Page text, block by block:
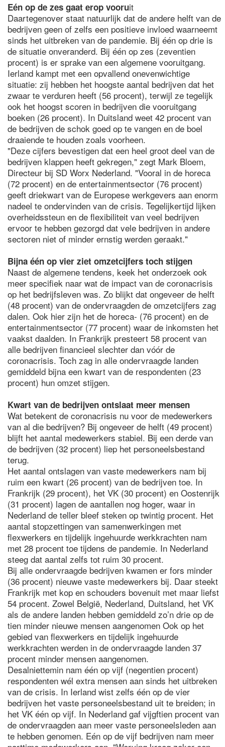
Eén op de zes gaat erop vooruit
Daartegenover staat natuurlijk dat de andere helft van de
bedrijven geen of zelfs een positieve invloed waarneemt
sinds het uitbreken van de pandemie. Bij één op drie is
de situatie onveranderd. Bij één op zes (zeventien
procent) is er sprake van een algemene vooruitgang.
Ierland kampt met een opvallend onevenwichtige
situatie: zij hebben het hoogste aantal bedrijven dat het
zwaar te verduren heeft (56 procent), terwijl ze tegelijk
ook het hoogst scoren in bedrijven die vooruitgang
boeken (26 procent). In Duitsland weet 42 procent van
de bedrijven de schok goed op te vangen en de boel
draaiende te houden zoals voorheen.
"Deze cijfers bevestigen dat een heel groot deel van de
bedrijven klappen heeft gekregen," zegt Mark Bloem,
Directeur bij SD Worx Nederland. "Vooral in de horeca
(72 procent) en de entertainmentsector (76 procent)
geeft driekwart van de Europese werkgevers aan enorm
nadeel te ondervinden van de crisis. Tegelijkertijd lijken
overheidssteun en de flexibiliteit van veel bedrijven
ervoor te hebben gezorgd dat vele bedrijven in andere
sectoren niet of minder ernstig werden geraakt."
Bijna één op vier ziet omzetcijfers toch stijgen
Naast de algemene tendens, keek het onderzoek ook
meer specifiek naar wat de impact van de coronacrisis
op het bedrijfsleven was. Zo blijkt dat ongeveer de helft
(48 procent) van de ondervraagden de omzetcijfers zag
dalen. Ook hier zijn het de horeca- (76 procent) en de
entertainmentsector (77 procent) waar de inkomsten het
vaakst daalden. In Frankrijk presteert 58 procent van
alle bedrijven financieel slechter dan vóór de
coronacrisis. Toch zag in alle ondervraagde landen
gemiddeld bijna een kwart van de respondenten (23
procent) hun omzet stijgen.
Kwart van de bedrijven ontslaat meer mensen
Wat betekent de coronacrisis nu voor de medewerkers
van al die bedrijven? Bij ongeveer de helft (49 procent)
blijft het aantal medewerkers stabiel. Bij een derde van
de bedrijven (32 procent) liep het personeelsbestand
terug.
Het aantal ontslagen van vaste medewerkers nam bij
ruim een kwart (26 procent) van de bedrijven toe. In
Frankrijk (29 procent), het VK (30 procent) en Oostenrijk
(31 procent) lagen de aantallen nog hoger, waar in
Nederland de teller bleef steken op twintig procent. Het
aantal stopzettingen van samenwerkingen met
flexwerkers en tijdelijk ingehuurde werkkrachten nam
met 28 procent toe tijdens de pandemie. In Nederland
steeg dat aantal zelfs tot ruim 30 procent.
Bij alle ondervraagde bedrijven kwamen er fors minder
(36 procent) nieuwe vaste medewerkers bij. Daar steekt
Frankrijk met kop en schouders bovenuit met maar liefst
54 procent. Zowel België, Nederland, Duitsland, het VK
als de andere landen hebben gemiddeld zo’n drie op de
tien minder nieuwe mensen aangenomen Ook op het
gebied van flexwerkers en tijdelijk ingehuurde
werkkrachten werden in de ondervraagde landen 37
procent minder mensen aangenomen.
Desalniettemin nam één op vijf (negentien procent)
respondenten wél extra mensen aan sinds het uitbreken
van de crisis. In Ierland wist zelfs één op de vier
bedrijven het vaste personeelsbestand uit te breiden; in
het VK één op vijf. In Nederland gaf vijgftien procent van
de ondervraagden aan meer vaste personeelsleden aan
te hebben genomen. Eén op de vijf bedrijven nam meer